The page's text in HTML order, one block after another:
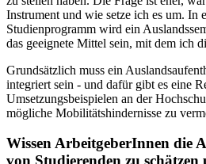
Instrument und wie setze ich es um. In
Studienprogramm wird ein
das geeignete Mittel sein, mit dem ich
Grundsätzlich muss ein
integriert sein - und dafür gibt es eine
Umsetzungsbeispielen an der
mögliche Mobilitätshindernisse zu
Wissen ArbeitgeberInnen die
von Studierenden zu schätzen